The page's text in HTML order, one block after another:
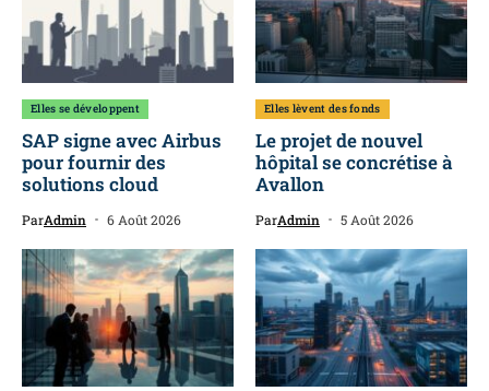
Elles se développent
SAP signe avec Airbus
pour fournir des
solutions cloud
ParAdmin 6 Août 2026
Elles lèvent des fonds
Le projet de nouvel
hôpital se concrétise à
Avallon
ParAdmin 5 Août 2026